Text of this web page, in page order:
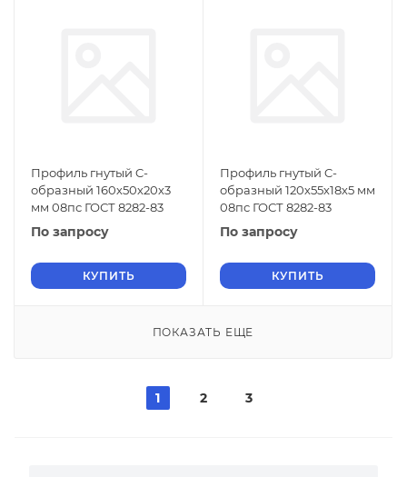
Профиль гнутый C-
образный 160х50х20х3
мм 08пс ГОСТ 8282-83
По запросу
КУПИТЬ
Профиль гнутый C-
образный 120х55х18х5 мм
08пс ГОСТ 8282-83
По запросу
КУПИТЬ
ПОКАЗАТЬ ЕЩЕ
1 2 3